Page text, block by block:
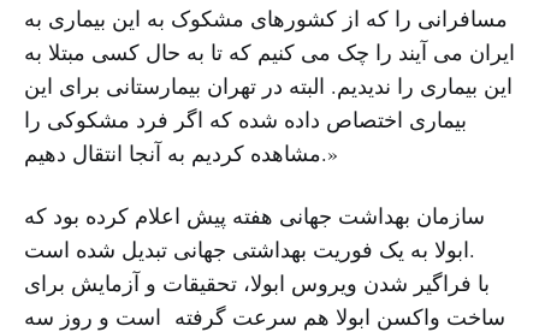
مسافرانی را که از کشورهای مشکوک به این بیماری به
ایران می آیند را چک می کنیم که تا به حال کسی مبتلا به
این بیماری را ندیدیم. البته در تهران بیمارستانی برای این
بیماری اختصاص داده شده که اگر فرد مشکوکی را
مشاهده کردیم به آنجا انتقال دهیم.»
سازمان بهداشت جهانی هفته پیش اعلام کرده بود که
ابولا به یک فوریت بهداشتی جهانی تبدیل شده است.
با فراگیر شدن ویروس ابولا، تحقیقات و آزمایش برای
ساخت واکسن ابولا هم سرعت گرفته است و روز سه